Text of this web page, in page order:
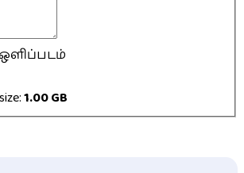
1.00 GB